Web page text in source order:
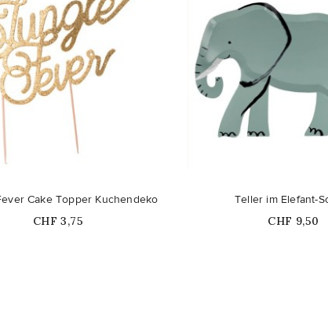
Cake Topper Kuchendeko
Price
CHF 3,75
Teller im Elefant-
Price
CHF 9,50